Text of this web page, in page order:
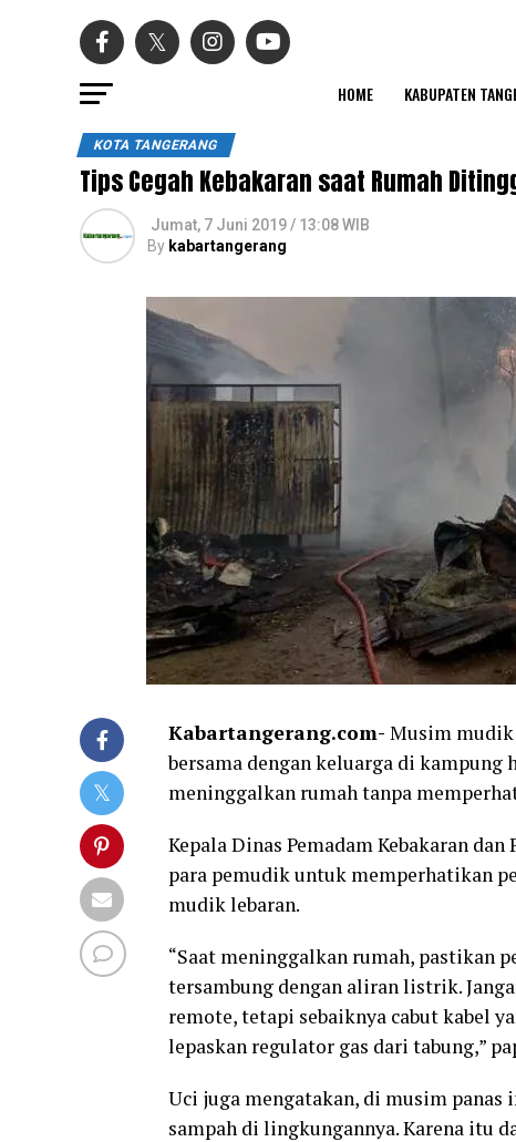
HOME KABUPATEN
KOTA TANGERANG
Tips Cegah Kebakaran saat Rumah
Jumat, 7 Juni 2019 / 13:08 WIB
By kabartangerang
Kabartangerang.com- Musim mudik
bersama dengan keluarga di
meninggalkan rumah tanpa
Kepala Dinas Pemadam Kebakaran
para pemudik untuk memperhatikan
mudik lebaran.
“Saat meninggalkan rumah, pastikan
tersambung dengan aliran listrik.
remote, tetapi sebaiknya cabut kabel
lepaskan regulator gas dari tabung,”
Uci juga mengatakan, di musim
sampah di lingkungannya. Karena itu